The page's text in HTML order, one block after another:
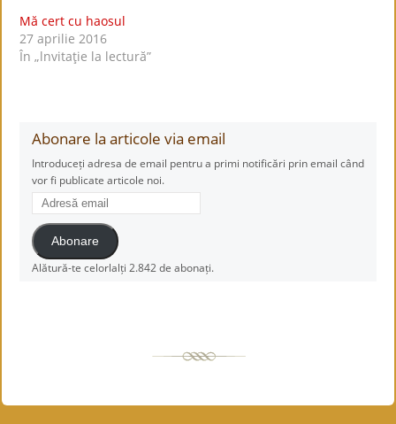
Mă cert cu haosul
27 aprilie 2016
În „lnvitaţie la lectură”
Abonare la articole via email
Introduceți adresa de email pentru a primi notificări prin email când
vor fi publicate articole noi.
Adresă
email
Abonare
Alătură-te celorlalți 2.842 de abonați.